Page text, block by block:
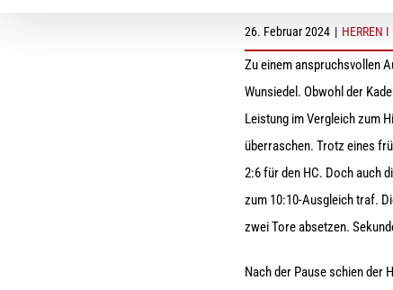
26. Februar 2024 | HERREN I
Zu einem anspruchsvollen
Wunsiedel. Obwohl der
Leistung im Vergleich zum
überraschen. Trotz eines
2:6 für den HC. Doch auch
zum 10:10-Ausgleich traf.
zwei Tore absetzen.
Nach der Pause schien der